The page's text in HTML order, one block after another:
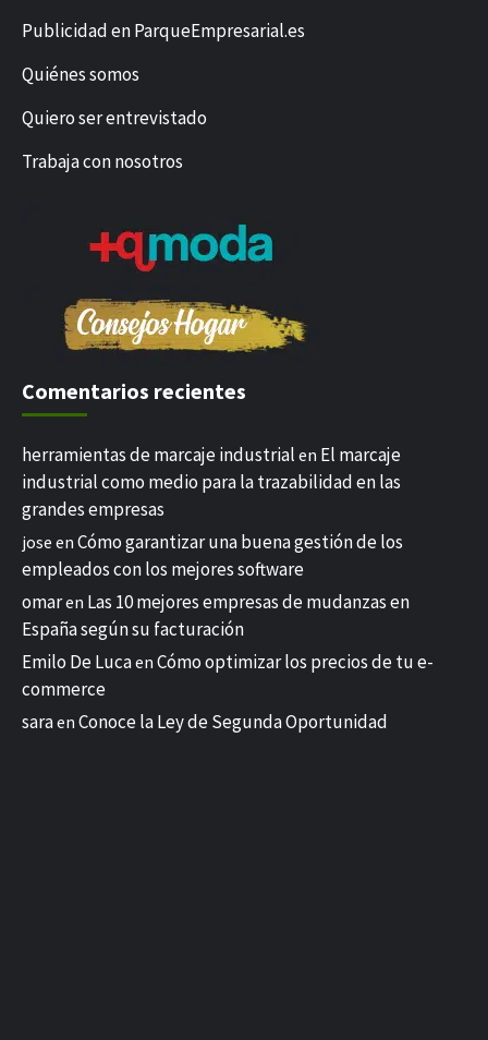
Publicidad en ParqueEmpresarial.es
Quiénes somos
Quiero ser entrevistado
Trabaja con nosotros
Comentarios recientes
herramientas de marcaje industrial en El marcaje
industrial como medio para la trazabilidad en las
grandes empresas
jose en Cómo garantizar una buena gestión de los
empleados con los mejores software
omaren Las 10 mejores empresas de mudanzas en
España según su facturación
Emilo De Lucaen Cómo optimizar los precios de tu e-
commerce
saraen Conoce la Ley de Segunda Oportunidad